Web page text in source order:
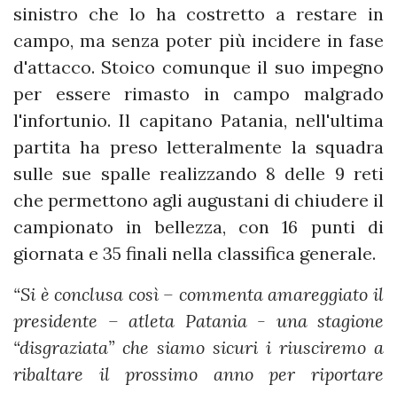
sinistro che lo ha costretto a restare in
campo, ma senza poter più incidere in fase
d'attacco. Stoico comunque il suo impegno
per essere rimasto in campo malgrado
l'infortunio. Il capitano Patania, nell'ultima
partita ha preso letteralmente la squadra
sulle sue spalle realizzando 8 delle 9 reti
che permettono agli augustani di chiudere il
campionato in bellezza, con 16 punti di
giornata e 35 finali nella classifica generale.
“Si è conclusa così – commenta amareggiato il
presidente – atleta Patania - una stagione
“disgraziata” che siamo sicuri i riusciremo a
ribaltare il prossimo anno per riportare